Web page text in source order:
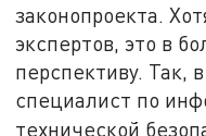
законопроекта.
экспертов, это в
перспективу. Так,
специалист по
технической